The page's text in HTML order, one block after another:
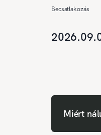
Becsatlakozás
Miért